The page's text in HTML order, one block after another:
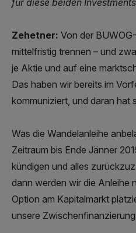
für diese beiden
Zehetner: Von der
mittelfristig trennen – und
je Aktie und auf eine
Das haben wir bereits im
kommuniziert, und daran hat
Was die Wandelanleihe
Zeitraum bis Ende Jänner
kündigen und alles
dann werden wir die Anleihe
Option am Kapitalmarkt
unsere